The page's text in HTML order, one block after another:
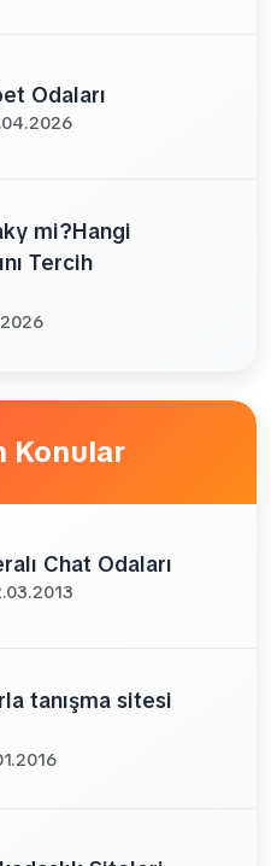
Odaları
mi?Hangi
Tercih
Konular
Chat Odaları
tanışma sitesi